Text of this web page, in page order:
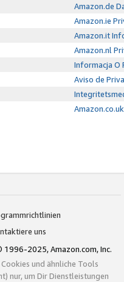
Amazon.de
Amazon.ie
Amazon.it
Amazon.nl
Informacja O
Aviso de
uns
1996-2025, Amazon.com, Inc.
und ähnliche Tools
nur, um Dir Dienstleistungen